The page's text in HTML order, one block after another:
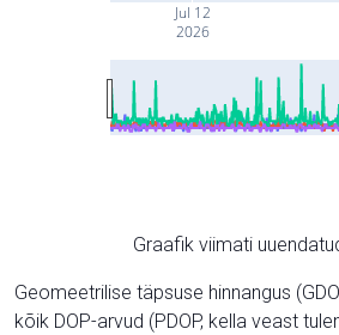
Jul 12
2026
Graafik viimati
Geomeetrilise täpsuse hinnangus
kõik DOP-arvud (PDOP, kella veast